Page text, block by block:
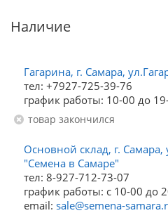
Наличие
Гагарина, г. Самара,
тел: +7927-725-39-76
график работы: 10-00 до
Товар закончился
Основной склад, г. Самара,
"Семена в Самаре"
тел: 8-927-712-73-07
график работы: с 10-00 до
email: sale@semena-